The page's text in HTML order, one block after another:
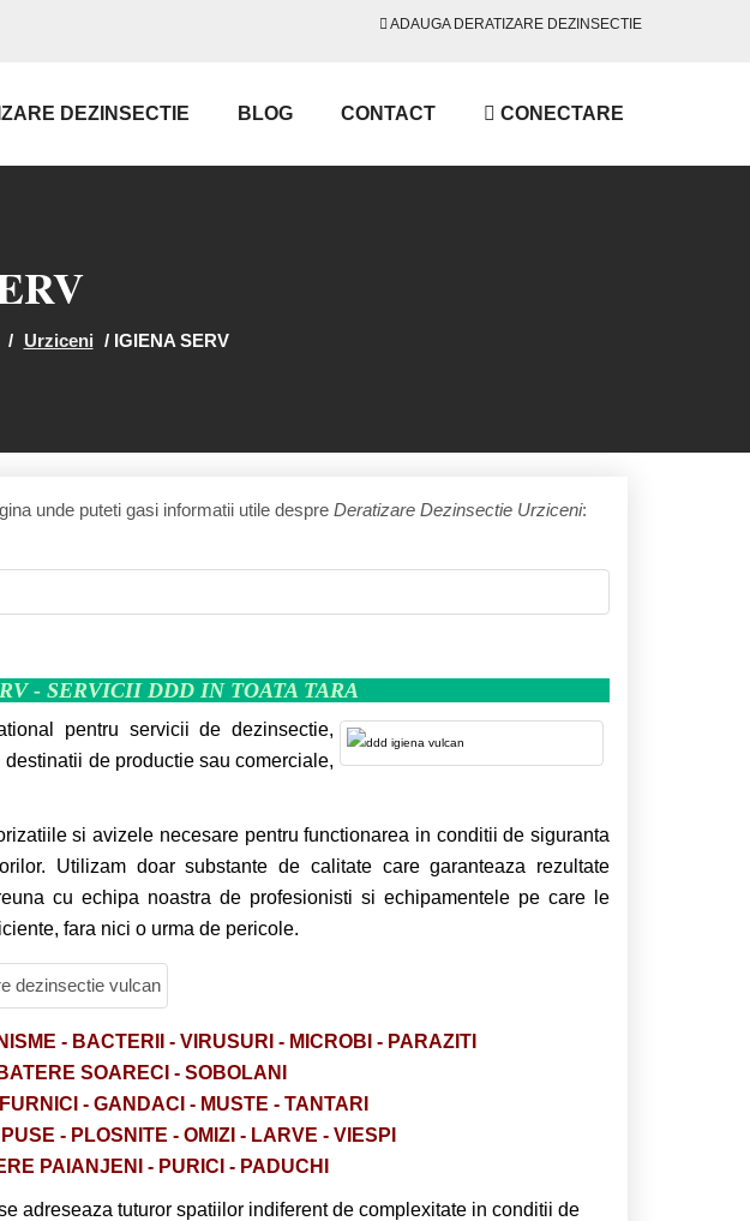
ADAUGA DERATIZARE DEZINSECTIE
DEZINSECTIE BLOG CONTACT CONECTARE
/ Urziceni / IGIENA SERV
unde puteti gasi informatii utile despre Deratizare Dezinsectie Urziceni:
- SERVICII DDD IN TOATA TARA
pentru servicii de dezinsectie,
de productie sau comerciale,
si avizele necesare pentru functionarea in conditii de siguranta
Utilizam doar substante de calitate care garanteaza rezultate
cu echipa noastra de profesionisti si echipamentele pe care le
fara nici o urma de pericole.
- BACTERII - VIRUSURI - MICROBI - PARAZITI
SOARECI - SOBOLANI
- GANDACI - MUSTE - TANTARI
- PLOSNITE - OMIZI - LARVE - VIESPI
PAIANJENI - PURICI - PADUCHI
adreseaza tuturor spatiilor indiferent de complexitate in conditii de